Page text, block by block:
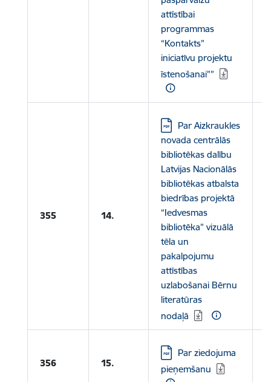
attīstībai
programmas
“Kontakts”
iniciatīvu projektu
īstenošanai””
355 14.
Lejupielādēt:
Par Aizkraukles
novada centrālās
bibliotēkas dalību
Latvijas Nacionālās
bibliotēkas atbalsta
biedrības projektā
“Iedvesmas
bibliotēka” vizuālā
tēla un
pakalpojumu
attīstības
uzlabošanai Bērnu
literatūras
nodaļā
356 15.
Lejupielādēt:
Par ziedojuma
pieņemšanu